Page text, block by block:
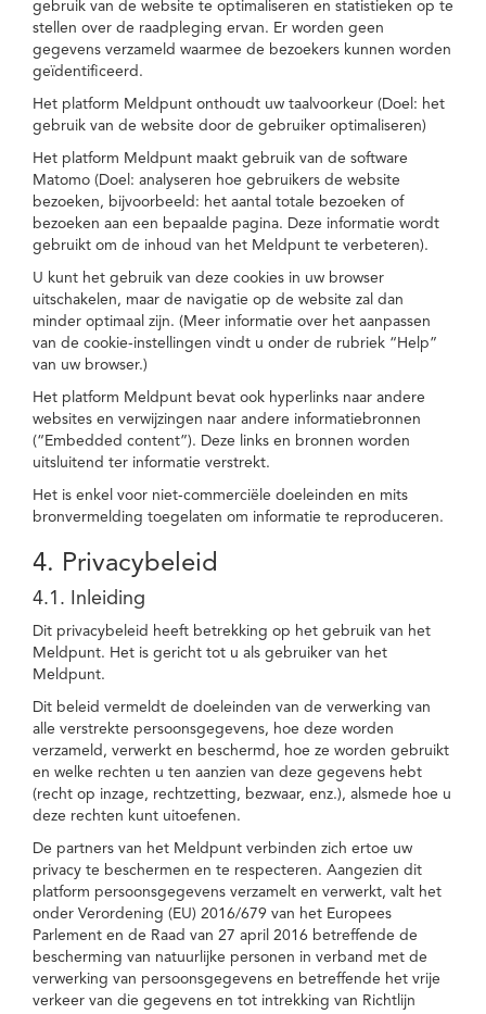
gebruik van de website te optimaliseren en statistieken op te
stellen over de raadpleging ervan. Er worden geen
gegevens verzameld waarmee de bezoekers kunnen worden
geïdentificeerd.
Het platform Meldpunt onthoudt uw taalvoorkeur (Doel: het
gebruik van de website door de gebruiker optimaliseren)
Het platform Meldpunt maakt gebruik van de software
Matomo (Doel: analyseren hoe gebruikers de website
bezoeken, bijvoorbeeld: het aantal totale bezoeken of
bezoeken aan een bepaalde pagina. Deze informatie wordt
gebruikt om de inhoud van het Meldpunt te verbeteren).
U kunt het gebruik van deze cookies in uw browser
uitschakelen, maar de navigatie op de website zal dan
minder optimaal zijn. (Meer informatie over het aanpassen
van de cookie-instellingen vindt u onder de rubriek “Help”
van uw browser.)
Het platform Meldpunt bevat ook hyperlinks naar andere
websites en verwijzingen naar andere informatiebronnen
(“Embedded content”). Deze links en bronnen worden
uitsluitend ter informatie verstrekt.
Het is enkel voor niet-commerciële doeleinden en mits
bronvermelding toegelaten om informatie te reproduceren.
4. Privacybeleid
4.1. Inleiding
Dit privacybeleid heeft betrekking op het gebruik van het
Meldpunt. Het is gericht tot u als gebruiker van het
Meldpunt.
Dit beleid vermeldt de doeleinden van de verwerking van
alle verstrekte persoonsgegevens, hoe deze worden
verzameld, verwerkt en beschermd, hoe ze worden gebruikt
en welke rechten u ten aanzien van deze gegevens hebt
(recht op inzage, rechtzetting, bezwaar, enz.), alsmede hoe u
deze rechten kunt uitoefenen.
De partners van het Meldpunt verbinden zich ertoe uw
privacy te beschermen en te respecteren. Aangezien dit
platform persoonsgegevens verzamelt en verwerkt, valt het
onder Verordening (EU) 2016/679 van het Europees
Parlement en de Raad van 27 april 2016 betreffende de
bescherming van natuurlijke personen in verband met de
verwerking van persoonsgegevens en betreffende het vrije
verkeer van die gegevens en tot intrekking van Richtlijn